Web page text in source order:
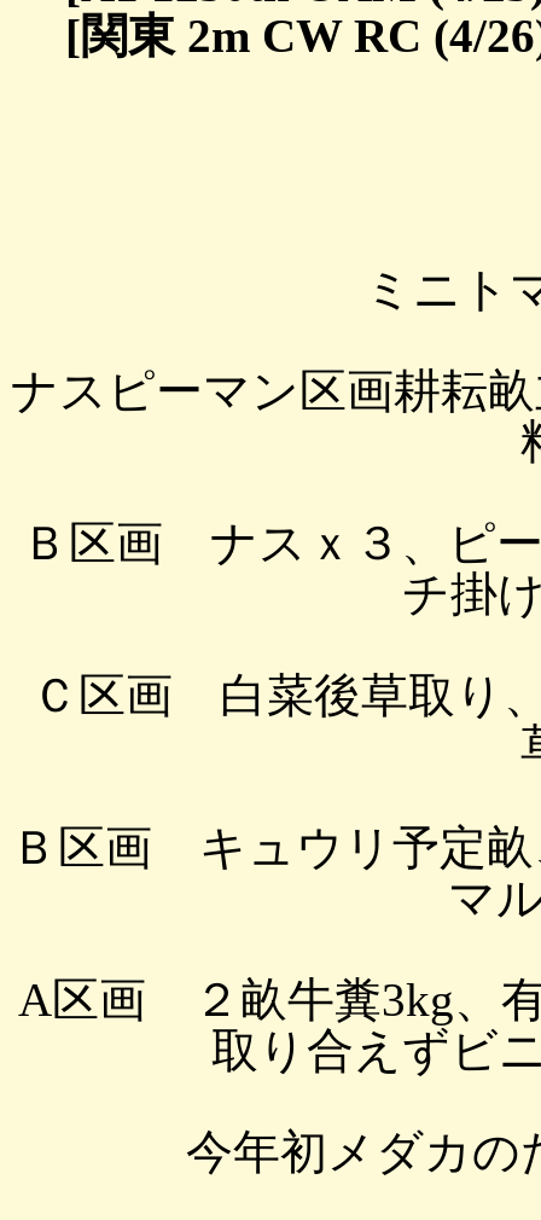
[関東 2m CW RC (4/
ミニト
ナスピーマン区画耕耘
Ｂ区画 ナスｘ３、ピ
チ掛
Ｃ区画 白菜後草取り
Ｂ区画 キュウリ予定畝
マ
A区画 ２畝牛糞3kg、
取り合えずビ
今年初メダカの